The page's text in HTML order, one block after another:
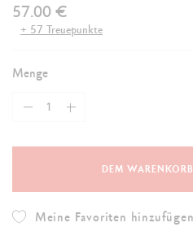
57.00 €
+ 57 Treuepunkte
Menge
DEM
Meine Favoriten hinzufügen